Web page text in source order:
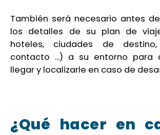
También será necesario antes
los detalles de su plan de
hoteles, ciudades de
contacto ...) a su entorno para
llegar y localizarle en caso de
¿Qué hacer en